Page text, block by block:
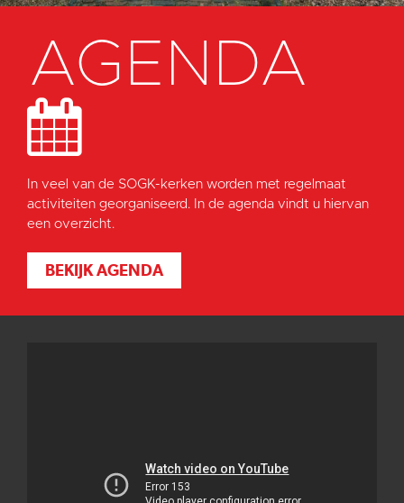
AGENDA
In veel van de SOGK-kerken worden met regelmaat
activiteiten georganiseerd. In de agenda vindt u hiervan
een overzicht.
BEKIJK AGENDA